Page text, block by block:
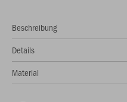
Beschreibung
Details
Material